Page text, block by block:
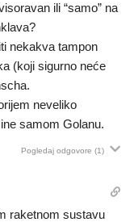
ili “samo” na
nekakva tampon
(koji sigurno neće
neveliko
samom Golanu.
Pogledaj odgovore (1)
raketnom sustavu